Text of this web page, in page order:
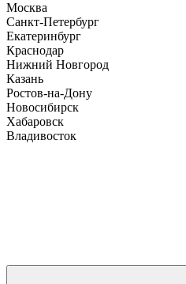
Москва
Санкт-Петербург
Екатеринбург
Краснодар
Нижний Новгород
Казань
Ростов-на-Дону
Новосибирск
Хабаровск
Владивосток